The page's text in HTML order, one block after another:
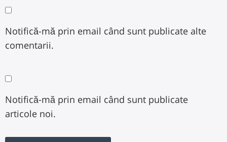
Notifică-mă prin email când sunt publicate alte
comentarii.
Notifică-mă prin email când sunt publicate
articole noi.